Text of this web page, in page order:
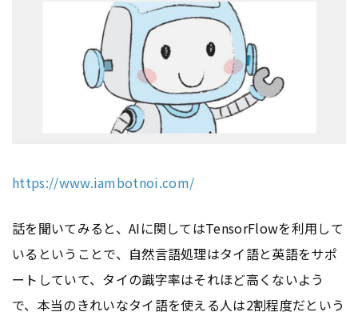
https://www.iambotnoi.com/
話を聞いてみると、AIに関してはTensorFlowを利用して
いるということで、自然言語処理はタイ語と英語をサポ
ートしていて、タイの識字率はそれほど高くないよう
で、本当のきれいなタイ語を使える人は2割程度だという